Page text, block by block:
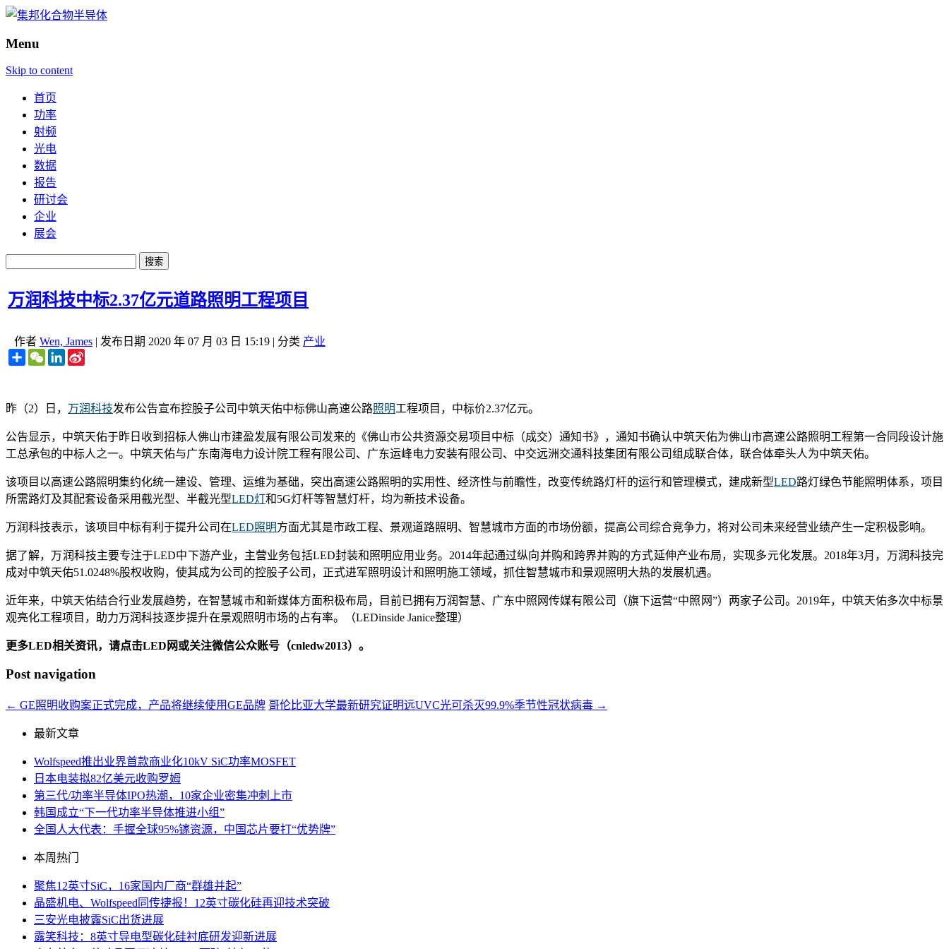
Menu
Skip to content
首页
功率
射频
光电
数据
报告
研讨会
企业
展会
万润科技中标2.37亿元道路照明工程项目
作者 Wen, James | 发布日期 2020 年 07 月 03 日 15:19 | 分类 产业
ShareWeChatLinkedIn
昨（2）日， 万润科技发布公告宣布控股子公司中筑天佑中标佛山高速公路照明工程项目，中标价2.37亿元。
公告显示，中筑天佑于昨日收到招标人佛山市建盈发展有限公司发来的《佛山市公共资源交易项目中标（成交）通知书》，通知书确认中筑天佑为佛山市高速公路照明工程第一合同段设计施
工总承包的中标人之一。中筑天佑与广东南海电力设计院工程有限公司、广东运峰电力安装有限公司、中交远洲交通科技集团有限公司组成联合体，联合体牵头人为中筑天佑。
该项目以高速公路照明集约化统一建设、管理、运维为基础，突出高速公路照明的实用性、经济性与前瞻性，改变传统路灯杆的运行和管理模式，建成新型LED路灯绿色节能照明体系，项目
所需路灯及其配套设备采用截光型、半截光型LED灯和5G灯杆等智慧灯杆，均为新技术设备。
万润科技表示，该项目中标有利于提升公司在LED照明方面尤其是市政工程、景观道路照明、智慧城市方面的市场份额，提高公司综合竞争力，将对公司未来经营业绩产生一定积极影响。
据了解，万润科技主要专注于LED中下游产业，主营业务包括LED封装和照明应用业务。2014年起通过纵向并购和跨界并购的方式延伸产业布局，实现多元化发展。2018年3月，万润科技完
成对中筑天佑51.0248%股权收购，使其成为公司的控股子公司，正式进军照明设计和照明施工领域，抓住智慧城市和景观照明大热的发展机遇。
近年来，中筑天佑结合行业发展趋势，在智慧城市和新媒体方面积极布局，目前已拥有万润智慧、广东中照网传媒有限公司（旗下运营“中照网”）两家子公司。2019年，中筑天佑多次中标景
观亮化工程项目，助力万润科技逐步提升在景观照明市场的占有率。（LEDinside Janice整理）
更多LED相关资讯，请点击LED网或关注微信公众账号（cnledw2013）。
Post navigation
← GE照明收购案正式完成，产品将继续使用GE品牌 哥伦比亚大学最新研究证明远UVC光可杀灭99.9%季节性冠状病毒 →
最新文章
Wolfspeed推出业界首款商业化10kV SiC功率MOSFET
日本电装拟82亿美元收购罗姆
第三代/功率半导体IPO热潮，10家企业密集冲刺上市
韩国成立“下一代功率半导体推进小组”
全国人大代表：手握全球95%镓资源，中国芯片要打“优势牌”
本周热门
聚焦12英寸SiC，16家国内厂商“群雄并起”
晶盛机电、Wolfspeed同传捷报！12英寸碳化硅再迎技术突破
三安光电披露SiC出货进展
露笑科技：8英寸导电型碳化硅衬底研发迎新进展